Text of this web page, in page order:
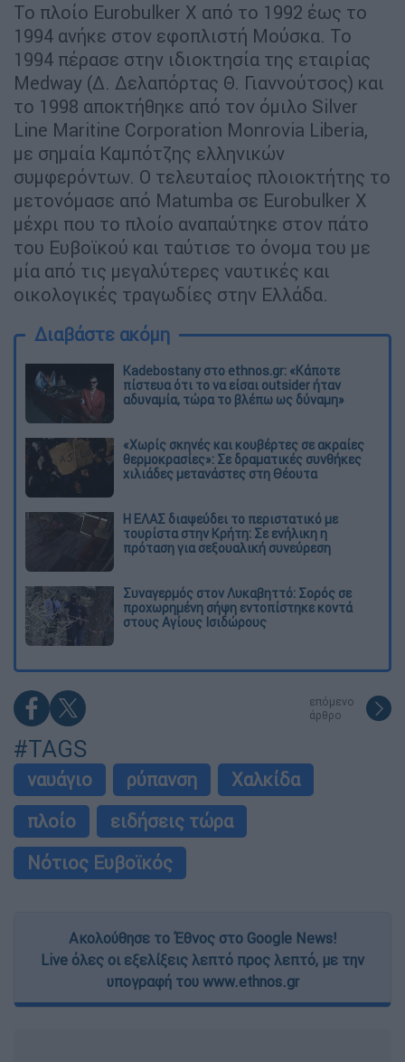
Το πλοίο Eurobulker X από το 1992 έως το
1994 ανήκε στον εφοπλιστή Μούσκα. Το
1994 πέρασε στην ιδιοκτησία της εταιρίας
Medway (Δ. Δελαπόρτας Θ. Γιαννούτσος) και
το 1998 αποκτήθηκε από τον όμιλο Silver
Line Maritine Corporation Monrovia Liberia,
με σημαία Καμπότζης ελληνικών
συμφερόντων. Ο τελευταίος πλοιοκτήτης το
μετονόμασε από Matumba σε Eurobulker X
μέχρι που το πλοίο αναπαύτηκε στον πάτο
του Ευβοϊκού και ταύτισε το όνομα του με
μία από τις μεγαλύτερες ναυτικές και
οικολογικές τραγωδίες στην Ελλάδα.
Διαβάστε ακόμη
Kadebostany στο ethnos.gr: «Κάποτε
πίστευα ότι το να είσαι outsider ήταν
αδυναμία, τώρα το βλέπω ως δύναμη»
«Χωρίς σκηνές και κουβέρτες σε ακραίες
θερμοκρασίες»: Σε δραματικές συνθήκες
χιλιάδες μετανάστες στη Θέουτα
Η ΕΛΑΣ διαψεύδει το περιστατικό με
τουρίστα στην Κρήτη: Σε ενήλικη η
πρόταση για σεξουαλική συνεύρεση
Συναγερμός στον Λυκαβηττό: Σορός σε
προχωρημένη σήψη εντοπίστηκε κοντά
στους Αγίους Ισιδώρους
επόμενο
άρθρο
#TAGS
ναυάγιο ρύπανση
Χαλκίδα
πλοίο
ειδήσεις τώρα
Νότιος Ευβοϊκός
Ακολούθησε το Έθνος στο Google News!
Live όλες οι εξελίξεις λεπτό προς λεπτό, με την
υπογραφή του www.ethnos.gr